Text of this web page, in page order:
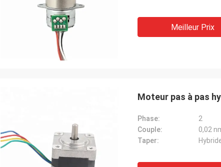
connecteurs où supplémentaire à
l'expédition. Travaux de conducteur
comme nous convenions !
Le produit
été emballé
rapidement et
décision de
Meilleur Prix
Moteur pas à pas
Phase:
2
Couple:
0,02
Taper: